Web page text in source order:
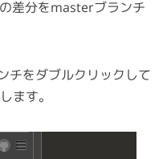
差分をmasterブランチ
チをダブルクリックして
ます。